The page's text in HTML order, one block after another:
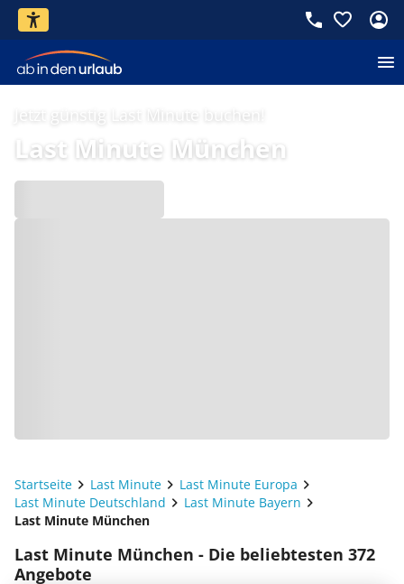
Jetzt günstig Last Minute buchen!
Last Minute München
Startseite Last Minute
Last Minute Europa
Last Minute Deutschland
Last Minute Bayern
Last Minute München
Last Minute München - Die beliebtesten 372
Angebote